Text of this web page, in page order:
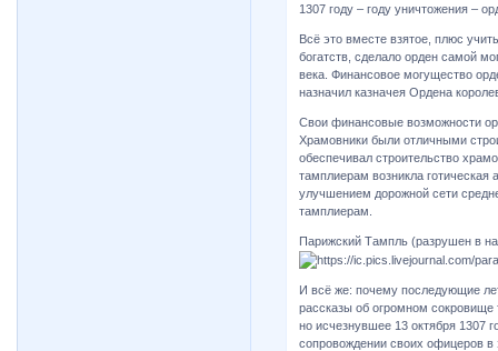
1307 году – году уничтожения –
Всё это вместе взятое, плюс
богатств, сделало орден самой
века. Финансовое могущество
назначил казначея Ордена
Свои финансовые возможности
Храмовники были отличными
обеспечивал строительство
тамплиерам возникла
улучшением дорожной сети
тамплиерам.
Парижский Тампль (разрушен в
И всё же: почему последующие
рассказы об огромном
но исчезнувшее 13 октября 1307
сопровождении своих офицеров